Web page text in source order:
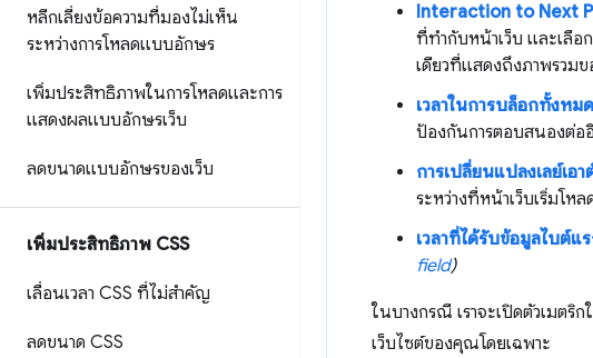
หลีกเลี่ยงข้อความที่มองไม่เห็น
ระหว่างการโหลดแบบอักษร
เพิ่มประสิทธิภาพในการโหลดและการ
แสดงผลแบบอักษรเว็บ
ลดขนาดแบบอักษรของเว็บ
เพิ่มประสิทธิภาพ CSS
เลื่อนเวลา CSS ที่ไม่สำคัญ
ลดขนาด CSS
Interaction to Next
ที่ทำกับหน้าเว็บ และเลือ
เดียวที่แสดงถึงภาพรวม
เวลาในการบล็อกทั้งหม
ป้องกันการตอบสนองต่อ
การเปลี่ยนแปลงเลย์เอ
ระหว่างที่หน้าเว็บเริ่มโห
เวลาที่ได้รับข้อมูลไบต์แ
field)
ในบางกรณี เราจะเปิดตัวเมต
เว็บไซต์ของคุณโดยเฉพาะ